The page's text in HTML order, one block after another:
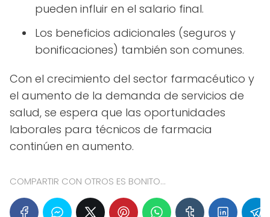
pueden influir en el salario final.
Los beneficios adicionales (seguros y
bonificaciones) también son comunes.
Con el crecimiento del sector farmacéutico y
el aumento de la demanda de servicios de
salud, se espera que las oportunidades
laborales para técnicos de farmacia
continúen en aumento.
COMPARTIR CON OTROS ES BONITO...